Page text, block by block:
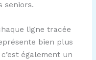
seniors.
ligne tracée
bien plus
également un